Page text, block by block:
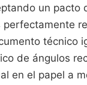
un
técnico
de ángulos
en el papel a